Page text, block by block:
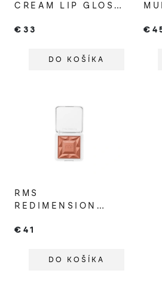
CREAM LIP GLOSS
€33
DO KOŠÍKA
RMS
REDIMENSION
BLUSH CRYSTAL
€41
DO KOŠÍKA